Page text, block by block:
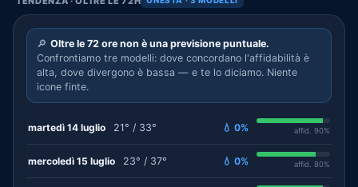
🔎 Oltre le 72 ore non è una previsione puntuale.
Confrontiamo tre modelli: dove concordano l'affidabilità è
alta, dove divergono è bassa — e te lo diciamo. Niente
icone finte.
martedì 14 luglio 21° / 33° 💧 0% affid. 90%
mercoledì 15 luglio 23° / 37° 💧 0% affid. 80%